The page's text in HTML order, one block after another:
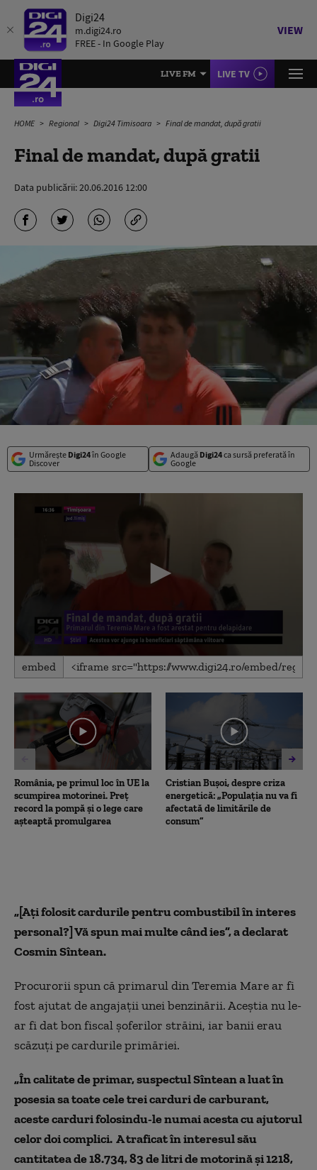
Digi24
m.digi24.ro
FREE - In Google Play
VIEW
LIVE FM LIVE TV
HOME Regional Digi24 Timisoara Final de mandat, după gratii
Final de mandat, după gratii
Data publicării:20.06.2016 12:00
Urmărește Digi24în Google
Discover
Adaugă Digi24ca sursă preferată în
Google
0
seconds
2
minutes,
seconds
embed
România, pe primul loc în UE la
scumpirea motorinei. Preț
record la pompă și o lege care
așteaptă promulgarea
Cristian Bușoi, despre criza
energetică: „Populația nu va fi
afectată de limitările de
consum”
„[Ați folosit cardurile pentru combustibil în interes
personal?] Vă spun mai multe când ies”, a declarat
Cosmin Sîntean.
Procurorii spun că primarul din Teremia Mare ar fi
fost ajutat de angajații unei benzinării. Aceștia nu le-
ar fi dat bon fiscal șoferilor străini, iar banii erau
scăzuți pe cardurile primăriei.
„În calitate de primar, suspectul Sîntean a luat în
posesia sa toate cele trei carduri de carburant,
aceste carduri folosindu-le numai acesta cu ajutorul
celor doi complici. A traficat în interesul său
cantitatea de 18.734, 83 de litri de motorină și 1218,